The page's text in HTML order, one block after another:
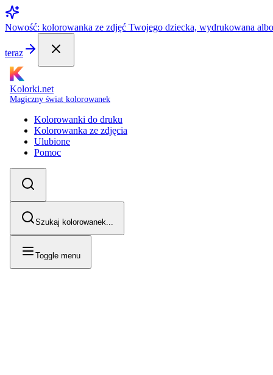
Nowość: kolorowanka ze zdjęć Twojego dziecka, wydrukowana
teraz
Kolorki.net
Magiczny świat kolorowanek
Kolorowanki do druku
Kolorowanka ze zdjęcia
Ulubione
Pomoc
Szukaj kolorowanek...
Toggle menu